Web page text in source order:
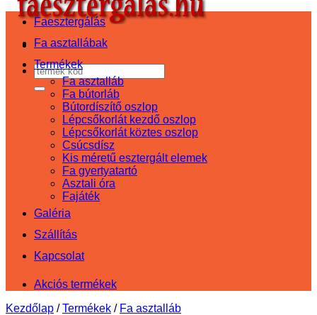
Keresés
a
következőre:
Faesztergálás
Fa asztallábak
Termékek
Fa asztalláb
Fa bútorláb
Bútordíszítő oszlop
Lépcsőkorlát kezdő oszlop
Lépcsőkorlát köztes oszlop
Csúcsdísz
Kis méretű esztergált elemek
Fa gyertyatartó
Asztali óra
Fajáték
Galéria
Szállítás
Kapcsolat
Akciós termékek
Kezdőlap / Termékek / Fa asztalláb